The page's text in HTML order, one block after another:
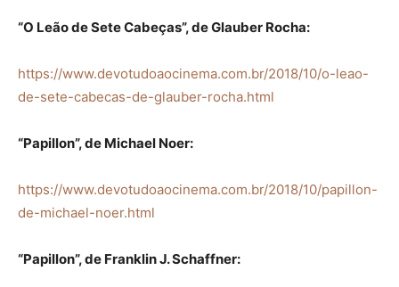
“O Leão de Sete Cabeças”, de Glauber Rocha:
https://www.devotudoaocinema.com.br/2018/10/o-leao-
de-sete-cabecas-de-glauber-rocha.html
“Papillon”, de Michael Noer:
https://www.devotudoaocinema.com.br/2018/10/papillon-
de-michael-noer.html
“Papillon”, de Franklin J. Schaffner: